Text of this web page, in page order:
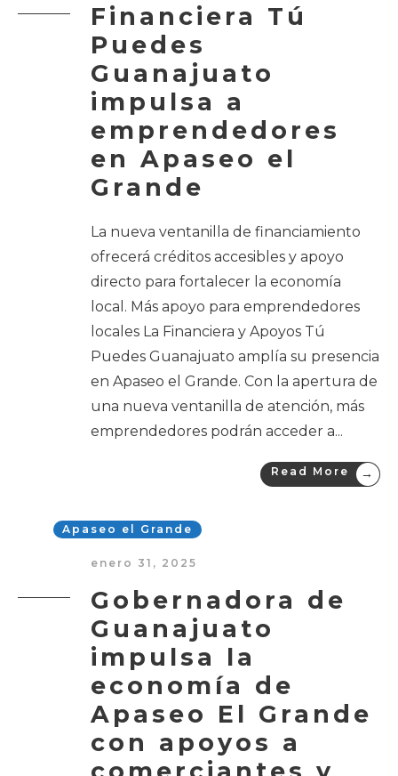
Financiera Tú
Puedes
Guanajuato
impulsa a
emprendedores
en Apaseo el
Grande
La nueva ventanilla de financiamiento
ofrecerá créditos accesibles y apoyo
directo para fortalecer la economía
local. Más apoyo para emprendedores
locales La Financiera y Apoyos Tú
Puedes Guanajuato amplía su presencia
en Apaseo el Grande. Con la apertura de
una nueva ventanilla de atención, más
emprendedores podrán acceder a...
Read More →
Apaseo el Grande
enero 31, 2025
Gobernadora de
Guanajuato
impulsa la
economía de
Apaseo El Grande
con apoyos a